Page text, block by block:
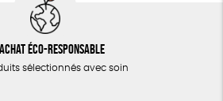
éco-responsable
sélectionnés avec soin